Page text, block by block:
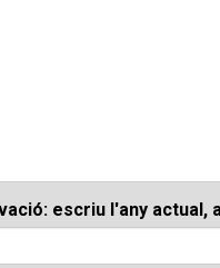
escriu l'any actual,